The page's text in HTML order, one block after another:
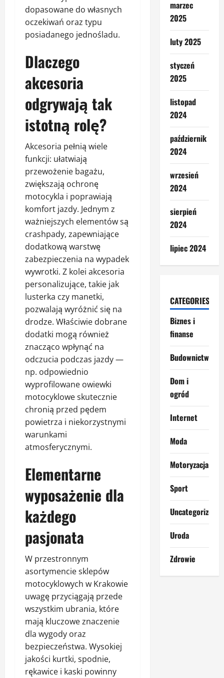
dopasowane do własnych
oczekiwań oraz typu
posiadanego jednośladu.
Dlaczego
akcesoria
odgrywają tak
istotną rolę?
Akcesoria pełnią wiele
funkcji: ułatwiają
przewożenie bagażu,
zwiększają ochronę
motocykla i poprawiają
komfort jazdy. Jednym z
ważniejszych elementów są
crashpady, zapewniające
dodatkową warstwę
zabezpieczenia na wypadek
wywrotki. Z kolei akcesoria
personalizujące, takie jak
lusterka czy manetki,
pozwalają wyróżnić się na
drodze. Właściwie dobrane
dodatki mogą również
znacząco wpłynąć na
odczucia podczas jazdy —
np. odpowiednio
wyprofilowane owiewki
motocyklowe skutecznie
chronią przed pędem
powietrza i niekorzystnymi
warunkami
atmosferycznymi.
Elementarne
wyposażenie dla
każdego
pasjonata
W przestronnym
asortymencie sklepów
motocyklowych w Krakowie
uwagę przyciągają przede
wszystkim ubrania, które
mają kluczowe znaczenie
dla wygody oraz
bezpieczeństwa. Wysokiej
jakości kurtki, spodnie,
rękawice i kaski powinny
marzec
2025
luty 2025
styczeń
2025
listopad
2024
październik
2024
wrzesień
2024
sierpień
2024
lipiec 2024
CATEGORIES
Biznes i
finanse
Budownictwo
Dom i
ogród
Internet
Moda
Motoryzacja
Sport
Uncategorized
Uroda
Zdrowie